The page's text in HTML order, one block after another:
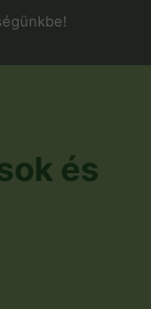
és